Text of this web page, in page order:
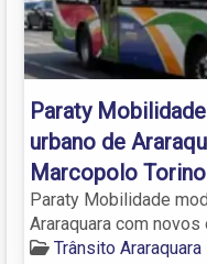
Paraty
urbano de
Marcopolo Torino
Paraty Mobilidade
Araraquara com novos
Trânsito Araraquara